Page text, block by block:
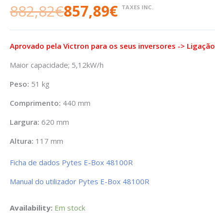
882,82€
O
preço
era:
882,82€.
857,89€
O
preço
é:
857,89€.
TAXES INC.
Aprovado pela Victron para os seus inversores -> Ligação
Maior capacidade; 5,12kW/h
Peso: 51 kg
Comprimento: 440 mm
Largura: 620 mm
Altura: 117 mm
Ficha de dados Pytes E-Box 48100R
Manual do utilizador Pytes E-Box 48100R
Availability: Em stock
Quantidade